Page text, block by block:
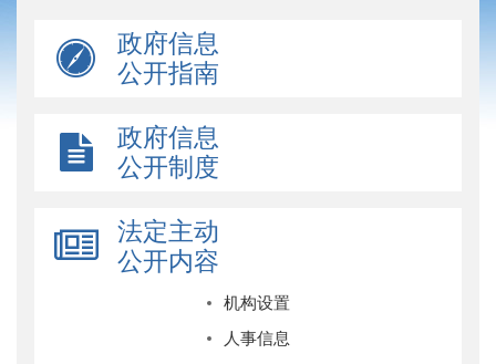
政府信息
公开指南
政府信息
公开制度
法定主动
公开内容
机构设置
人事信息